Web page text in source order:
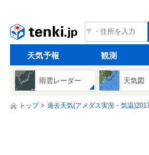
tenki.jp
天気予報 観測
雨雲レーダー 天気図
トップ 過去天気(アメダス実況・気温